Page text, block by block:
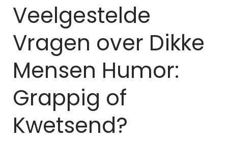
Veelgestelde
Vragen over Dikke
Mensen Humor:
Grappig of
Kwetsend?